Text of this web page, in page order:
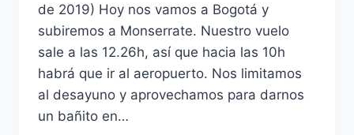
de 2019) Hoy nos vamos a Bogotá y
subiremos a Monserrate. Nuestro vuelo
sale a las 12.26h, así que hacia las 10h
habrá que ir al aeropuerto. Nos limitamos
al desayuno y aprovechamos para darnos
un bañito en…